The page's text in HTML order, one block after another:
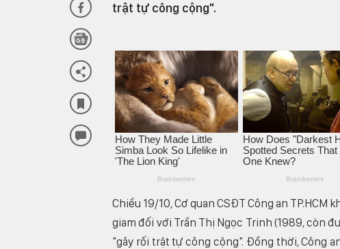
trật tự công cộng".
Chiều 19/10, Cơ quan CSĐT Công an
giam đối với Trần Thị Ngọc Trinh (1989, còn
"gây rối trật tự công cộng". Đồng thời, Công